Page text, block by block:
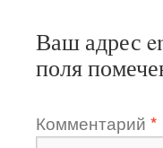
Ваш адрес
поля
Комментарий *